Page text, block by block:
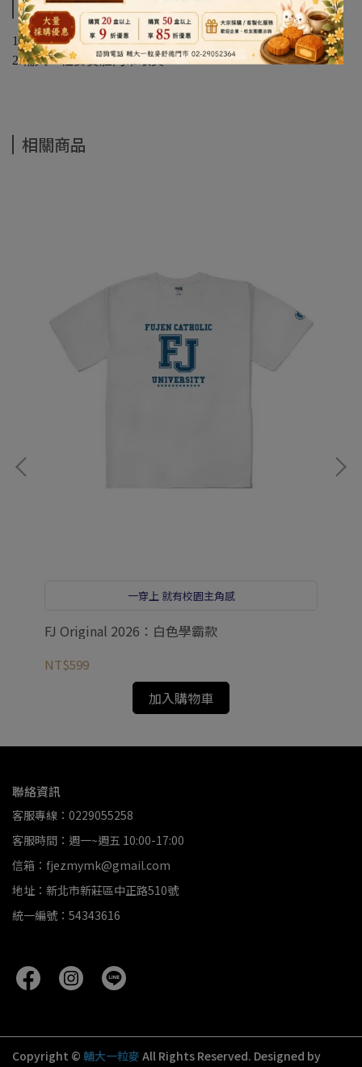
運送方式
1.郵局宅配
2.輔大一粒麥實體門市取貨
相關商品
一穿上 就有校園主角感
FJ Original 2026：白色學霸款
NT$599
加入購物車
聯絡資訊
客服專線：0229055258
客服時間：週一~週五 10:00-17:00
信箱：fjezmymk@gmail.com
地址：新北市新莊區中正路510號
統一編號：54343616
Copyright © 輔大一粒麥 All Rights Reserved. Designed by